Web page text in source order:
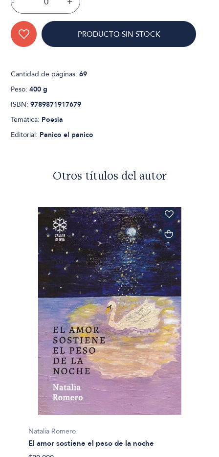
PRODUCTO SIN STOCK
Cantidad de páginas:69
Peso:400 g
ISBN:9789871917679
Temática: Poesia
Editorial: Panico el panico
Otros títulos del autor
Natalia Romero
El amor sostiene el peso de la noche